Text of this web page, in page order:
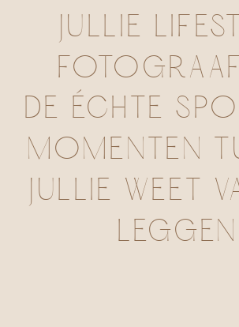
JULLIE
DE ÉCHTE
MOMENTEN
JULLIE WEET
LEGGEN